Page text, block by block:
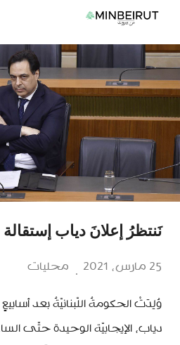
انتقل
المحتوى
نَنتظرُ إعلانَ دياب
25 مارس، 2021 محليات
وُلِدَتْ الحكومةُ اللّبنانيّةُ بعد
دياب، الإيجابيّة الوحيدة حتّى